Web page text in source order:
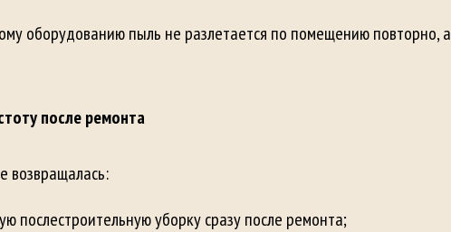
оборудованию пыль не разлетается по помещению повторно, а
после ремонта
возвращалась:
послестроительную уборку сразу после ремонта;